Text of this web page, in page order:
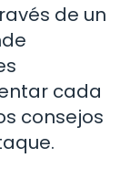
de un
cada
consejos